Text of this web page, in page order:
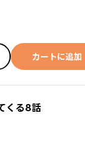
カートに追加
くる8話